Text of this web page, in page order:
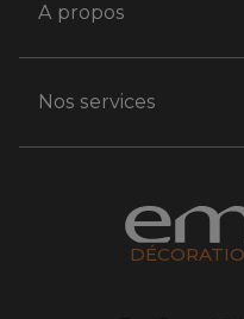
A propos
Nos services